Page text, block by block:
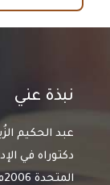
نبذة عني
عبد الحكيم
دكتوراه في